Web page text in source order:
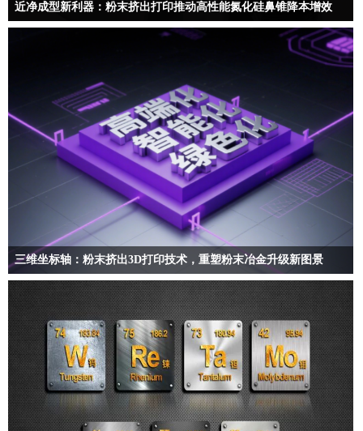
近净成型新利器：粉末挤出打印推动高性能氮化硅鼻锥降本增效
升华三维为高性能氮化硅异形鼻锥的制造带来了革命性解决方案…
三维坐标轴：粉末挤出3D打印技术，重塑粉末冶金升级新图景
PEP技术正以“高端”解锁复杂制造极限，以“智能”重塑柔性生产范式，以“绿
色”引领低碳发展潮流…